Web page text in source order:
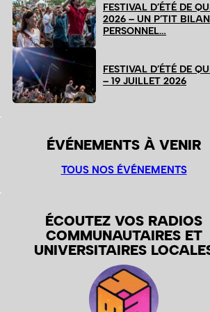
FESTIVAL D’ÉTÉ DE
2026 – UN P’TIT BILAN
PERSONNEL…
FESTIVAL D’ÉTÉ DE
– 19 JUILLET 2026
ÉVÉNEMENTS À VENIR
TOUS NOS ÉVÉNEMENTS
ÉCOUTEZ VOS RADIOS
COMMUNAUTAIRES ET
UNIVERSITAIRES